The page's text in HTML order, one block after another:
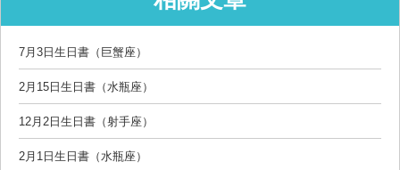
7月3日生日書（巨蟹座）
2月15日生日書（水瓶座）
12月2日生日書（射手座）
2月1日生日書（水瓶座）